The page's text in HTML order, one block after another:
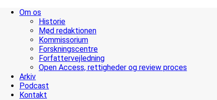
Om os
Historie
Mød redaktionen
Kommissorium
Forskningscentre
Forfattervejledning
Open Access, rettigheder og review proces
Arkiv
Podcast
Kontakt